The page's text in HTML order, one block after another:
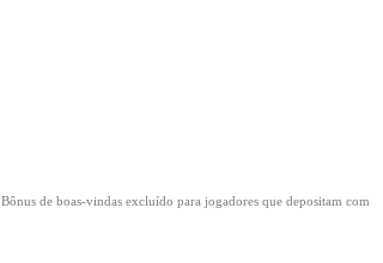
Bônus de boas-vindas excluído para jogadores que depositam com